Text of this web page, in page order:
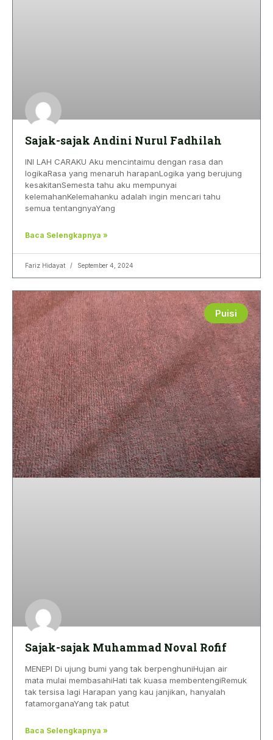
Sajak-sajak Andini Nurul Fadhilah
INI LAH CARAKU Aku mencintaimu dengan rasa dan
logikaRasa yang menaruh harapanLogika yang berujung
kesakitanSemesta tahu aku mempunyai
kelemahanKelemahanku adalah ingin mencari tahu
semua tentangnyaYang
Baca Selengkapnya »
Fariz Hidayat September 4, 2024
Puisi
Sajak-sajak Muhammad Noval Rofif
MENEPI Di ujung bumi yang tak berpenghuniHujan air
mata mulai membasahiHati tak kuasa membentengiRemuk
tak tersisa lagi Harapan yang kau janjikan, hanyalah
fatamorganaYang tak patut
Baca Selengkapnya »